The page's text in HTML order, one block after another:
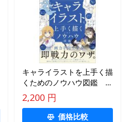
キャライラストを上手く描
くためのノウハウ図鑑 絵
師１００人に聞いて集めた
考え方とテクニック２０８
/ サイドランチ
2,200 円
価格比較